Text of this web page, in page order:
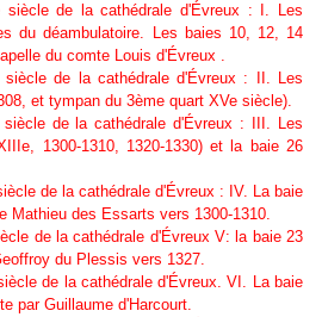
siècle de la cathédrale d'Évreux : I. Les
du déambulatoire. Les baies 10, 12, 14
du comte Louis d'Évreux .
siècle de la cathédrale d'Évreux : II. Les
et tympan du 3ème quart XVe siècle).
de la cathédrale d'Évreux : III. Les
1300-1310, 1320-1330) et la baie 26
de la cathédrale d'Évreux : IV. La baie
Mathieu des Essarts vers 1300-1310.
de la cathédrale d'Évreux V: la baie 23
du Plessis vers 1327.
de la cathédrale d'Évreux. VI. La baie
par Guillaume d'Harcourt.